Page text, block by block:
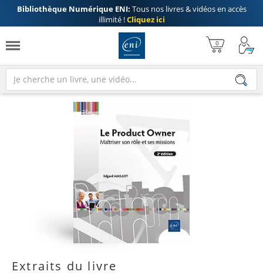
Bibliothèque Numérique ENI: Tous nos livres & vidéos en accès
illimité !Cliquez ici
Extraits du livre